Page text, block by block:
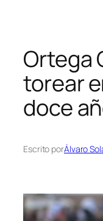
Ortega
torear
doce
Escrito porÁlvaro